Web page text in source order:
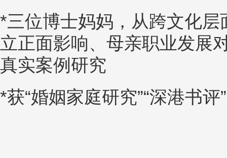
*三位博士妈妈，从跨文化
立正面影响、母亲职业发展
真实案例研究
*获“婚姻家庭研究”“深港书评